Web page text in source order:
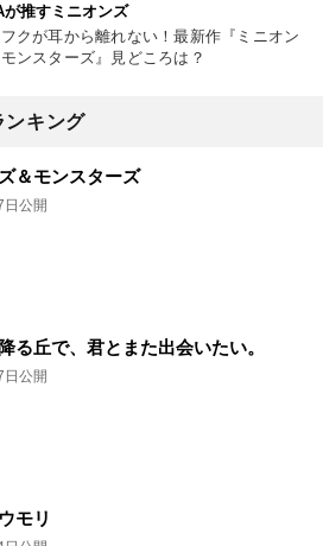
が推すミニオンズ
クが耳から離れない！最新作『ミニオン
ンスターズ』見どころは？
ンキング
＆モンスターズ
公開
る丘で、君とまた出会いたい。
公開
モリ